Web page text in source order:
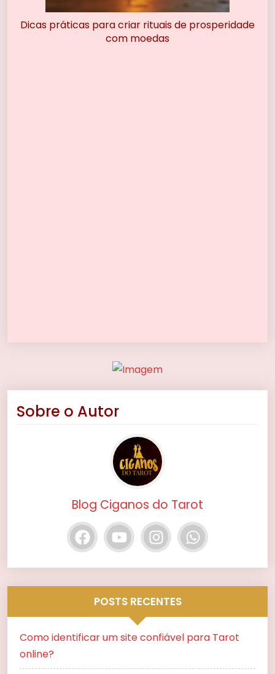
Dicas práticas para criar rituais de prosperidade
com moedas
Sobre o Autor
Blog Ciganos do Tarot
POSTS RECENTES
Como identificar um site confiável para Tarot
online?